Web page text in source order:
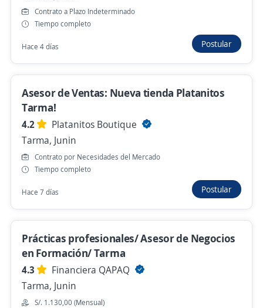
4,3
Caja Rural de Ahorro y Credito Los
Andes S.A.
Asesor(a) de Negocios Con/Sin Experiencia
Agencia La Oroya
4,5
Caja Huancayo
La Oroya, Junin
Hace 4 días
Nuevas ofertas de empleo
Empleos similares
Contrato a Plazo Indeterminado
Tiempo completo
Hace 4 días Postular
Asesor de Ventas: Nueva tienda Platanitos
Tarma!
4.2
Platanitos Boutique
Tarma, Junin
Contrato por Necesidades del Mercado
Tiempo completo
Hace 7 días Postular
Prácticas profesionales/ Asesor de Negocios
en Formación/ Tarma
4.3
Financiera QAPAQ
Tarma, Junin
S/. 1.130,00 (Mensual)